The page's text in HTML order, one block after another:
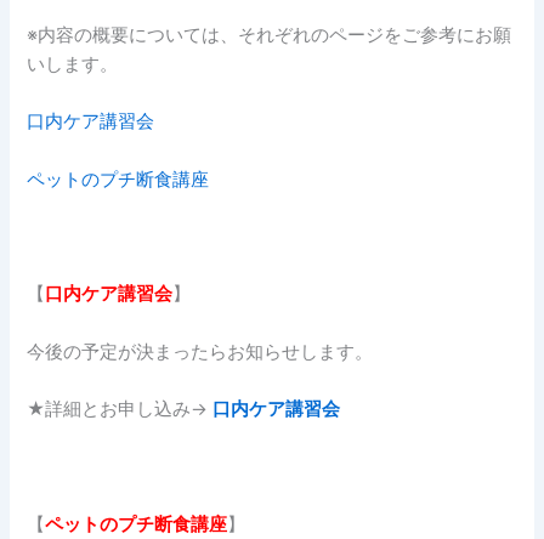
※内容の概要については、それぞれのページをご参考にお願
いします。
口内ケア講習会
ペットのプチ断食講座
【口内ケア講習会】
今後の予定が決まったらお知らせします。
★詳細とお申し込み→ 口内ケア講習会
【ペットのプチ断食講座】